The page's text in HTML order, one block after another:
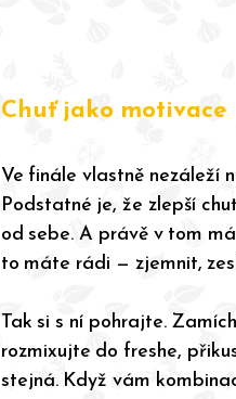
Chuť jako motivace
Ve finále vlastně nezáleží
Podstatné je, že zlepší
od sebe. A právě v tom
to máte rádi — zjemnit,
Tak si s ní pohrajte.
rozmixujte do freshe,
stejná. Když vám